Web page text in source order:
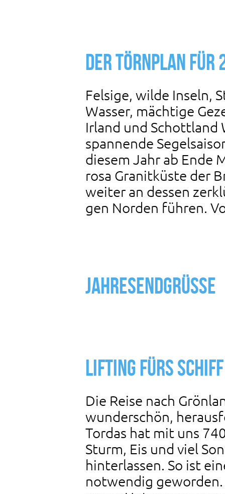
Der Törnplan für
Felsige, wilde Inseln,
Wasser, mächtige
Irland und Schottland
spannende
diesem Jahr ab Ende
rosa Granitküste der
weiter an dessen
gen Norden führen.
Jahresendgrüße
Lifting fürs Schiff
Die Reise nach
wunderschön,
Tordas hat mit uns
Sturm, Eis und viel
hinterlassen. So ist
notwendig geworden.